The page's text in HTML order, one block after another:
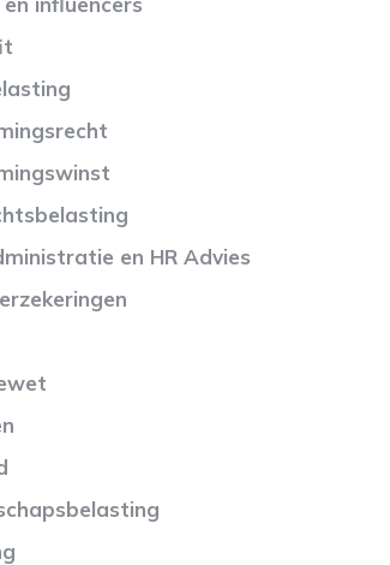
en HR Advies